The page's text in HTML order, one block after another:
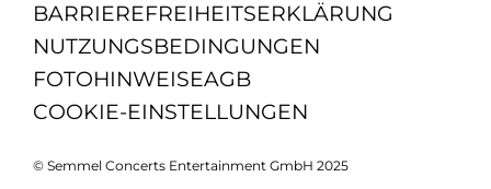
BARRIEREFREIHEITSERKLÄRUNG
NUTZUNGSBEDINGUNGEN
FOTOHINWEISEAGB
COOKIE-EINSTELLUNGEN
© Semmel Concerts Entertainment GmbH 2025